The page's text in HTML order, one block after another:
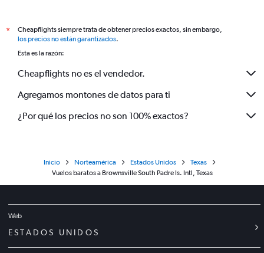
*
Cheapflights siempre trata de obtener precios exactos, sin embargo,
los precios no están garantizados.
Esta es la razón:
Cheapflights no es el vendedor.
Agregamos montones de datos para ti
¿Por qué los precios no son 100% exactos?
Inicio Norteamérica Estados Unidos
Texas
Vuelos baratos a Brownsville South Padre Is. Intl, Texas
Web
ESTADOS UNIDOS